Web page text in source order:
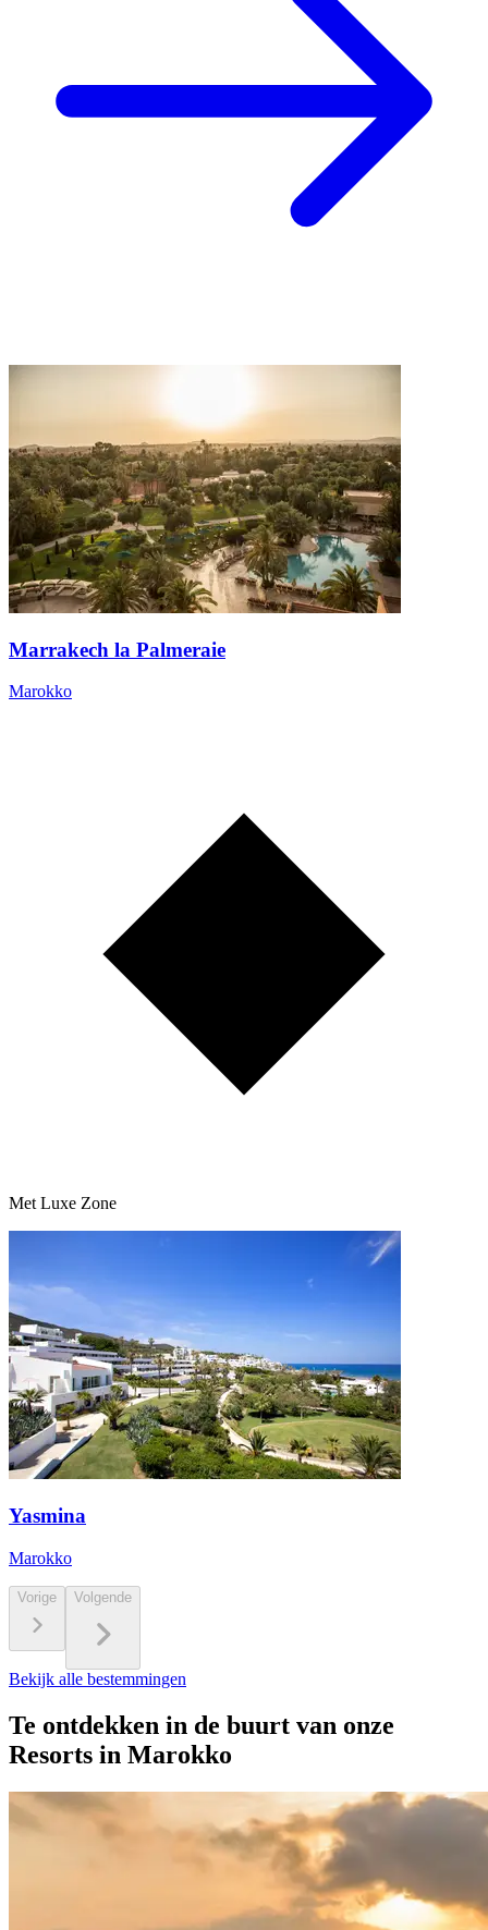
Marrakech la Palmeraie
Marokko
Met Luxe Zone
Yasmina
Marokko
Vorige Volgende
Bekijk alle bestemmingen
Te ontdekken in de buurt van onze
Resorts in Marokko